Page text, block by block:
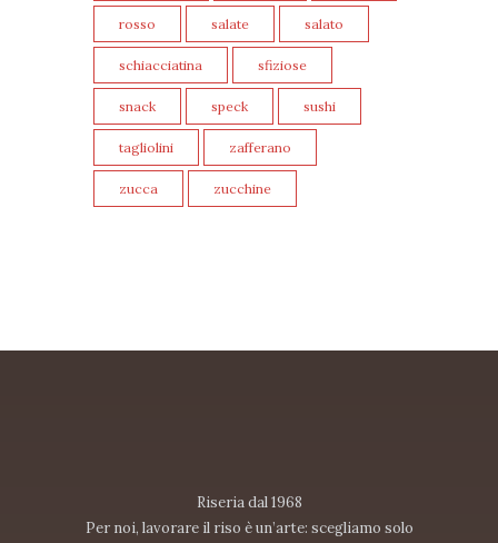
rosso salate salato
schiacciatina sfiziose
snack speck sushi
tagliolini zafferano
zucca zucchine
Riseria dal 1968
Per noi, lavorare il riso è un’arte: scegliamo solo